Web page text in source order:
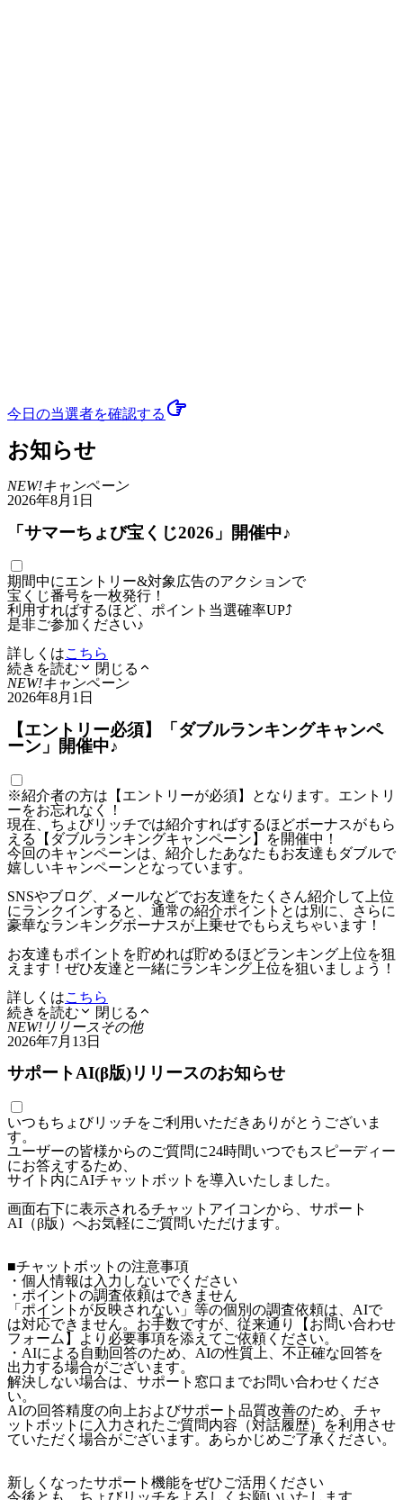
今日の当選者を確認する
お知らせ
NEW!キャンペーン
2026年8月1日
「サマーちょび宝くじ2026」開催中♪
期間中にエントリー&対象広告のアクションで
宝くじ番号を一枚発行！
利用すればするほど、ポイント当選確率UP⤴
是非ご参加ください♪
詳しくはこちら
続きを読む
閉じる
NEW!キャンペーン
2026年8月1日
【エントリー必須】「ダブルランキングキャンペ
ーン」開催中♪
※紹介者の方は【エントリーが必須】となります。エントリ
ーをお忘れなく！
現在、ちょびリッチでは紹介すればするほどボーナスがもら
える【ダブルランキングキャンペーン】を開催中！
今回のキャンペーンは、紹介したあなたもお友達もダブルで
嬉しいキャンペーンとなっています。
SNSやブログ、メールなどでお友達をたくさん紹介して上位
にランクインすると、通常の紹介ポイントとは別に、さらに
豪華なランキングボーナスが上乗せでもらえちゃいます！
お友達もポイントを貯めれば貯めるほどランキング上位を狙
えます！ぜひ友達と一緒にランキング上位を狙いましょう！
詳しくはこちら
続きを読む
閉じる
NEW! リリースその他
2026年7月13日
サポートAI(β版)リリースのお知らせ
いつもちょびリッチをご利用いただきありがとうございま
す。
ユーザーの皆様からのご質問に24時間いつでもスピーディー
にお答えするため、
サイト内にAIチャットボットを導入いたしました。
画面右下に表示されるチャットアイコンから、サポート
AI（β版）へお気軽にご質問いただけます。
■チャットボットの注意事項
・個人情報は入力しないでください
・ポイントの調査依頼はできません
「ポイントが反映されない」等の個別の調査依頼は、AIで
は対応できません。お手数ですが、従来通り【お問い合わせ
フォーム】より必要事項を添えてご依頼ください。
・AIによる自動回答のため、AIの性質上、不正確な回答を
出力する場合がございます。
解決しない場合は、サポート窓口までお問い合わせくださ
い。
AIの回答精度の向上およびサポート品質改善のため、チャ
ットボットに入力されたご質問内容（対話履歴）を利用させ
ていただく場合がございます。あらかじめご了承ください。
新しくなったサポート機能をぜひご活用ください